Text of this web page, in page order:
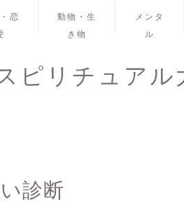
恋
動物・生
き物
メンタ
ル
ピリチュアル
診断